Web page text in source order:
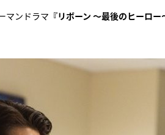
マンドラマ 『リボーン ～最後のヒーロー